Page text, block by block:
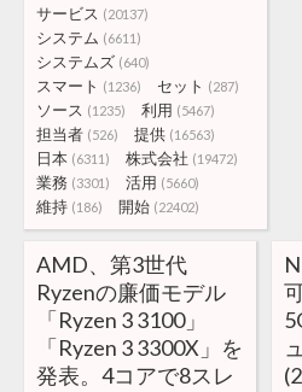
サービス (20137)
システム (6611)
システムズ (640)
スマート (1236) セット (287)
ソース (1235) 利用 (5467)
担当者 (526) 提供 (16563)
日本 (6311) 株式会社 (19472)
業務 (3301) 活用 (5660)
維持 (186) 開始 (22402)
AMD、第3世代
Ryzenの廉価モデル
「Ryzen 3 3100」
「Ryzen 3 3300X」を
発表。4コアで8スレ